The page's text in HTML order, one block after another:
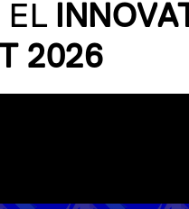
EL
2026